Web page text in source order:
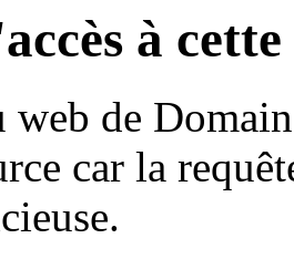
à
web de
car la